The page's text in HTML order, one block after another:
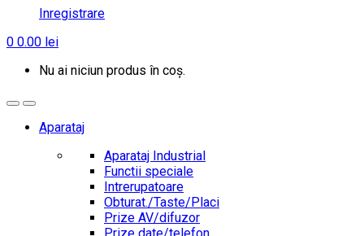
Inregistrare
0 0.00 lei
Nu ai niciun produs în coș.
Aparataj
Aparataj Industrial
Functii speciale
Intrerupatoare
Obturat./Taste/Placi
Prize AV/difuzor